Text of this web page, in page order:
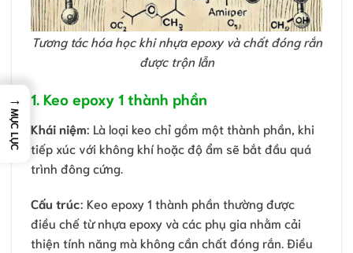
Tương tác hóa học khi nhựa epoxy và chất đóng rắn
được trộn lẫn
1. Keo epoxy 1 thành phần
Khái niệm: Là loại keo chỉ gồm một thành phần, khi
tiếp xúc với không khí hoặc độ ẩm sẽ bắt đầu quá
trình đông cứng.
Cấu trúc: Keo epoxy 1 thành phần thường được
điều chế từ nhựa epoxy và các phụ gia nhằm cải
thiện tính năng mà không cần chất đóng rắn. Điều
→
MỤC LỤC